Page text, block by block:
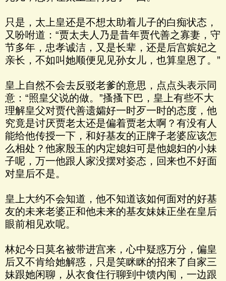
只是，太上皇还是不想太助着儿子的白痴状态，
又吩咐道：“贾太夫人乃是昔年贾代善之寡妻，守
节多年，忠孝诚洁，又是长辈，还是后宫嫔妃之
亲长，不如叫她顺便见见孙女儿，也算皇恩了。”
皇上自然不会去反驳老爹的意思，点点头表示同
意：“照皇父说的做。”搔搔下巴，皇上有些不大
理解皇父对贾代善遗孀好一时歹一时的态度，他
究竟是讨厌贾老太还是偏着贾老太啊？有没有人
能给他传授一下，和好基友的正牌子老婆应该怎
么相处？他家殷玉的内定媳妇可是他媳妇的小妹
子呢，万一他跟人家没摆对姿态，回来也不好面
对皇后不是。
皇上大约不会知道，他不知道该如何面对的好基
友的未来老婆正和他未来的基友妹妹正坐在皇后
眼前相见欢呢。
林妃今日莫名被带进宫来，心中疑惑万分，偏皇
后又不肯给她解惑，只是笑眯眯的招来了自家三
妹跟她闲聊，从衣食住行聊到中馈内闱，一边跟